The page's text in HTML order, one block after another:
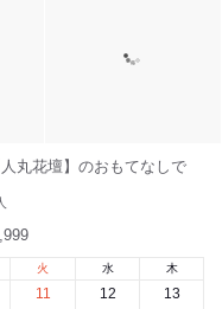
丸花壇】のおもてなしで
火
11
水
12
木
13